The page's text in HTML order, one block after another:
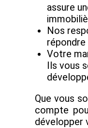
assure
Nos
Votre
Ils vous
Que vous
compte
développer